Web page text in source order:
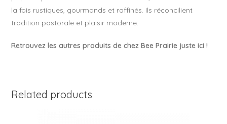
la fois rustiques, gourmands et raffinés. Ils réconcilient
tradition pastorale et plaisir moderne.
Retrouvez les autres produits de chez Bee Prairie juste ici !
Related products